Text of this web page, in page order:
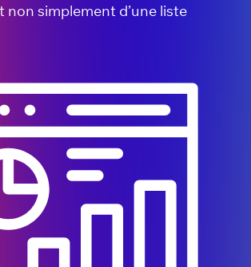
non simplement d’une liste